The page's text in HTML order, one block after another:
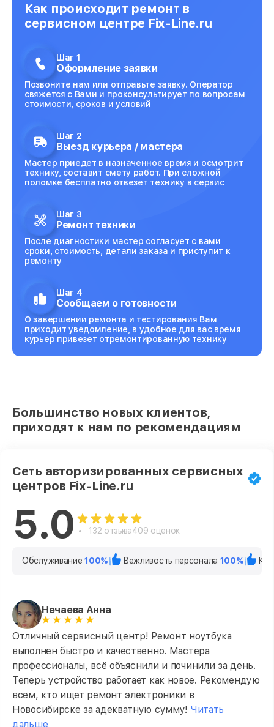
Как происходит ремонт в
сервисном центре Fix-Line.ru
Шаг 1
Оформление заявки
Позвоните нам или отправьте заявку. Оператор
свяжется с Вами и проконсультирует по вопросам
стоимости, сроков и условий
Шаг 2
Выезд курьера / мастера
Мастер приедет в назначенное время и осмотрит
технику, составит смету работ. При сложной
поломке бесплатно отвезет технику в сервис
Шаг 3
Ремонт техники
После диагностики мастер согласует с вами
сроки, стоимость, детали заказа и приступит к
ремонту
Шаг 4
Сообщаем о готовности
О завершении ремонта и тестирования Вам
приходит уведомление, в удобное для вас время
курьер привезет отремонтированную технику
Большинство новых клиентов,
приходят к нам по рекомендациям
Сеть авторизированных сервисных
центров Fix-Line.ru
5.0 132 отзыва409 оценок
Обслуживание100% Вежливость персонала 100%
Нечаева Анна
Отличный сервисный центр! Ремонт ноутбука
выполнен быстро и качественно. Мастера
профессионалы, всё объяснили и починили за день.
Теперь устройство работает как новое. Рекомендую
всем, кто ищет ремонт электроники в
Новосибирске за адекватную сумму! Читать
дальше